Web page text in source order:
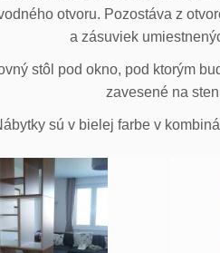
otvoru. Pozostáva z
a zásuviek
stôl pod okno, pod ktorým
zavesené na
sú v bielej farbe v